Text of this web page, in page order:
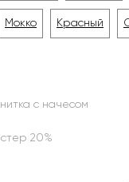
Мокко Красный
с начесом
20%